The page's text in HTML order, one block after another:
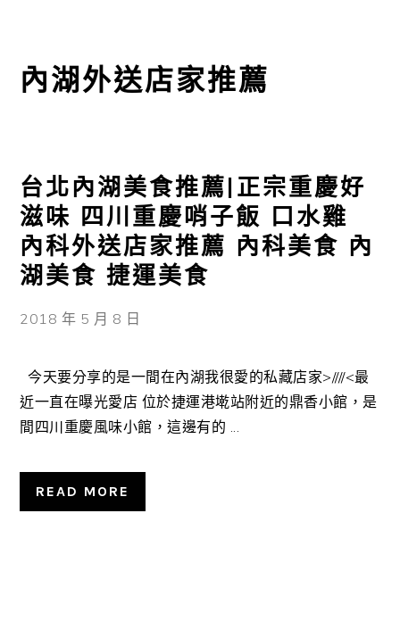
內湖外送店家推薦
台北內湖美食推薦|正宗重慶好
滋味 四川重慶哨子飯 口水雞
內科外送店家推薦 內科美食 內
湖美食 捷運美食
2018 年 5 月 8 日
今天要分享的是一間在內湖我很愛的私藏店家>////<最
近一直在曝光愛店 位於捷運港墘站附近的鼎香小館，是
間四川重慶風味小館，這邊有的 ...
READ MORE